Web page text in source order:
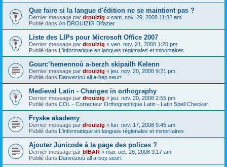
Que faire si la langue d'édition ne se maintient pas ?
Dernier message par drouizig « sam. nov. 29, 2008 11:32 am
Publié dans An DROUIZIG Difazier
Liste des LIPs pour Microsoft Office 2007
Dernier message par drouizig « ven. nov. 21, 2008 1:20 pm
Publié dans L'informatique en langues régionales et minoritaires
Gourc’hemennoù a-berzh skipailh Kelenn
Dernier message par drouizig « jeu. nov. 20, 2008 9:21 pm
Publié dans Danvezioù all a-bep seurt
Medieval Latin - Changes in orthography
Dernier message par drouizig « jeu. nov. 20, 2008 2:55 pm
Publié dans COL - Correcteur Orthographique Latin - Latin Spell Checker
Fryske akademy
Dernier message par drouizig « lun. nov. 17, 2008 9:45 am
Publié dans L'informatique en langues régionales et minoritaires
Ajouter Junicode à la page des polices ?
Dernier message par bIBAR « mar. oct. 28, 2008 9:17 am
Publié dans Danvezioù all a-bep seurt